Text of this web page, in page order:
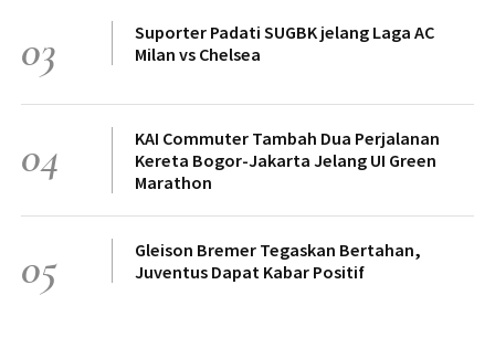
03
Suporter Padati SUGBK jelang Laga AC
Milan vs Chelsea
04
KAI Commuter Tambah Dua Perjalanan
Kereta Bogor-Jakarta Jelang UI Green
Marathon
05
Gleison Bremer Tegaskan Bertahan,
Juventus Dapat Kabar Positif